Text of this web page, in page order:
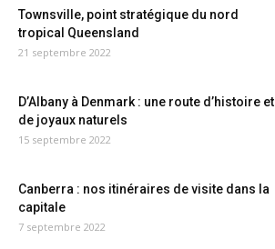
Townsville, point stratégique du nord
tropical Queensland
21 septembre 2022
D’Albany à Denmark : une route d’histoire et
de joyaux naturels
15 septembre 2022
Canberra : nos itinéraires de visite dans la
capitale
7 septembre 2022